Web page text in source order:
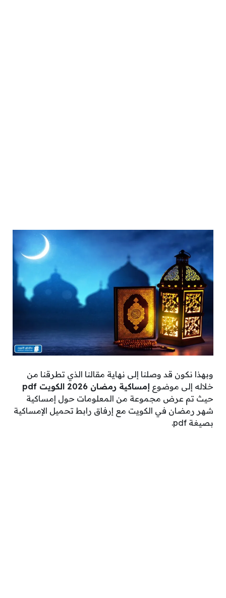
وبهذا نكون قد وصلنا إلى نهاية مقالنا الذي تطرقنا من
خلاله إلى موضوع إمساكية رمضان 2026 الكويت pdf
حيث تم عرض مجموعة من المعلومات حول إمساكية
شهر رمضان في الكويت مع إرفاق رابط تحميل الإمساكية
بصيغة pdf.